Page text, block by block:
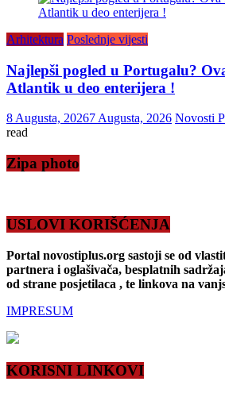
Arhitektura Poslednje vijesti
Najlepši pogled u Portugalu?
Atlantik u deo enterijera !
8 Augusta, 20267 Augusta, 2026 Novosti
read
Zipa photo
USLOVI KORIŠĆENJA
Portal novostiplus.org sastoji se od
partnera i oglašivača, besplatnih
od strane posjetilaca , te linkova na
IMPRESUM
KORISNI LINKOVI